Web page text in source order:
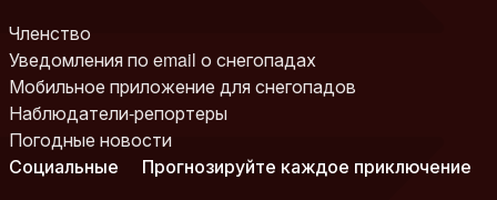
Членство
Уведомления по email о снегопадах
Мобильное приложение для снегопадов
Наблюдатели-репортеры
Погодные новости
Социальные
Прогнозируйте каждое приключение